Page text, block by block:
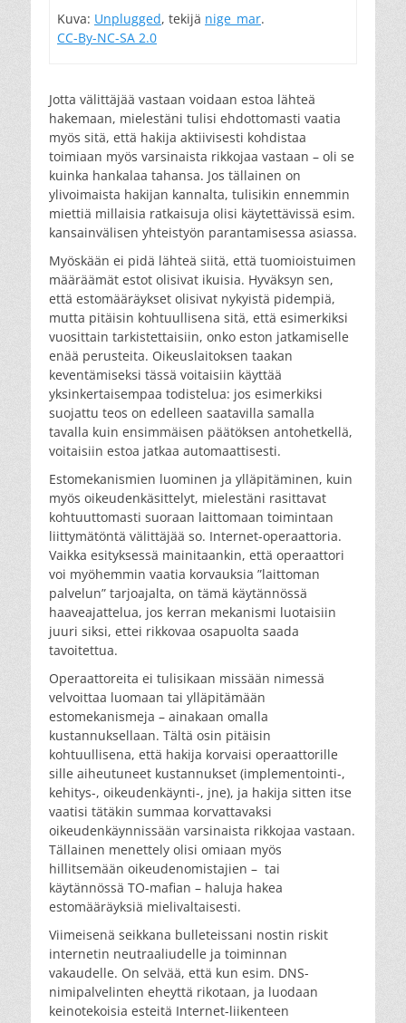
Kuva: Unplugged, tekijä nige_mar.
CC-By-NC-SA 2.0
Jotta välittäjää vastaan voidaan estoa lähteä
hakemaan, mielestäni tulisi ehdottomasti vaatia
myös sitä, että hakija aktiivisesti kohdistaa
toimiaan myös varsinaista rikkojaa vastaan – oli se
kuinka hankalaa tahansa. Jos tällainen on
ylivoimaista hakijan kannalta, tulisikin ennemmin
miettiä millaisia ratkaisuja olisi käytettävissä esim.
kansainvälisen yhteistyön parantamisessa asiassa.
Myöskään ei pidä lähteä siitä, että tuomioistuimen
määräämät estot olisivat ikuisia. Hyväksyn sen,
että estomääräykset olisivat nykyistä pidempiä,
mutta pitäisin kohtuullisena sitä, että esimerkiksi
vuosittain tarkistettaisiin, onko eston jatkamiselle
enää perusteita. Oikeuslaitoksen taakan
keventämiseksi tässä voitaisiin käyttää
yksinkertaisempaa todistelua: jos esimerkiksi
suojattu teos on edelleen saatavilla samalla
tavalla kuin ensimmäisen päätöksen antohetkellä,
voitaisiin estoa jatkaa automaattisesti.
Estomekanismien luominen ja ylläpitäminen, kuin
myös oikeudenkäsittelyt, mielestäni rasittavat
kohtuuttomasti suoraan laittomaan toimintaan
liittymätöntä välittäjää so. Internet-operaattoria.
Vaikka esityksessä mainitaankin, että operaattori
voi myöhemmin vaatia korvauksia ”laittoman
palvelun” tarjoajalta, on tämä käytännössä
haaveajattelua, jos kerran mekanismi luotaisiin
juuri siksi, ettei rikkovaa osapuolta saada
tavoitettua.
Operaattoreita ei tulisikaan missään nimessä
velvoittaa luomaan tai ylläpitämään
estomekanismeja – ainakaan omalla
kustannuksellaan. Tältä osin pitäisin
kohtuullisena, että hakija korvaisi operaattorille
sille aiheutuneet kustannukset (implementointi-,
kehitys-, oikeudenkäynti-, jne), ja hakija sitten itse
vaatisi tätäkin summaa korvattavaksi
oikeudenkäynnissään varsinaista rikkojaa vastaan.
Tällainen menettely olisi omiaan myös
hillitsemään oikeudenomistajien – tai
käytännössä TO-mafian – haluja hakea
estomääräyksiä mielivaltaisesti.
Viimeisenä seikkana bulleteissani nostin riskit
internetin neutraaliudelle ja toiminnan
vakaudelle. On selvää, että kun esim. DNS-
nimipalvelinten eheyttä rikotaan, ja luodaan
keinotekoisia esteitä Internet-liikenteen